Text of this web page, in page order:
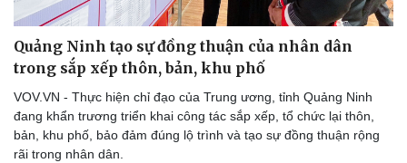
Quảng Ninh tạo sự đồng thuận của nhân dân
trong sắp xếp thôn, bản, khu phố
VOV.VN - Thực hiện chỉ đạo của Trung ương, tỉnh Quảng Ninh
đang khẩn trương triển khai công tác sắp xếp, tổ chức lại thôn,
bản, khu phố, bảo đảm đúng lộ trình và tạo sự đồng thuận rộng
rãi trong nhân dân.